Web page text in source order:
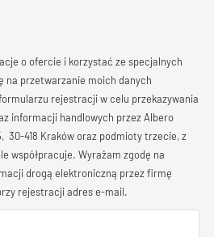
dobry
o ofercie i korzystać ze specjalnych
na przetwarzanie moich danych
rejestracji w celu przekazywania
informacji handlowych przez Albero
30-418 Kraków oraz podmioty trzecie, z
współpracuje. Wyrażam zgodę na
drogą elektroniczną przez firmę
rejestracji adres e-mail.